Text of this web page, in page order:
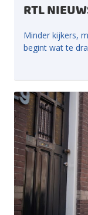
RTL
Minder kijkers,
begint wat te